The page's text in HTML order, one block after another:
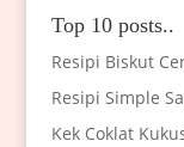
Top 10 posts..
Resipi Biskut
Resipi Simple
Kek Coklat